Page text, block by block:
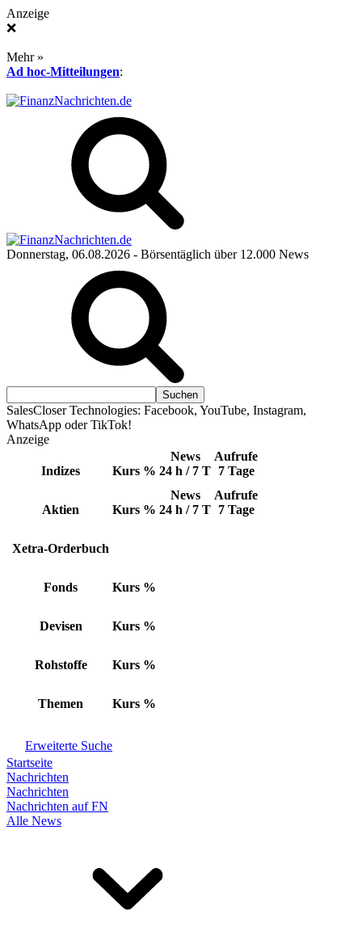
Anzeige
❌
Mehr »
Ad hoc-Mitteilungen:
Donnerstag, 06.08.2026 - Börsentäglich über 12.000 News
SalesCloser Technologies: Facebook, YouTube, Instagram,
WhatsApp oder TikTok!
Anzeige
Indizes Kurs %
News
24 h / 7 T
Aufrufe
7 Tage
Aktien Kurs %
News
24 h / 7 T
Aufrufe
7 Tage
Xetra-Orderbuch
Fonds Kurs %
Devisen Kurs %
Rohstoffe Kurs %
Themen Kurs %
Erweiterte Suche
Startseite
Nachrichten
Nachrichten
Nachrichten auf FN
Alle News